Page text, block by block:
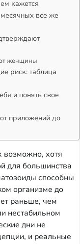
кажется
все же
женщины
риск: таблица
и понять свое
приложений до
возможно, хотя
для большинства
способны
организме до
раньше, чем
нестабильном
дни не
и реальные